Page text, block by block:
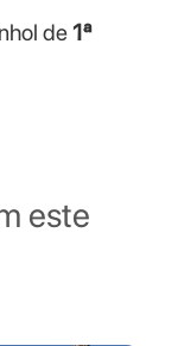
de1ª
este